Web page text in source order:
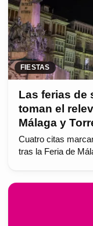
FIESTAS
Las ferias de
toman el
Málaga y
Cuatro citas
tras la Feria de